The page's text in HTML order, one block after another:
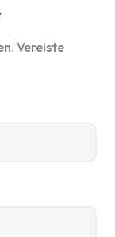
Vereiste